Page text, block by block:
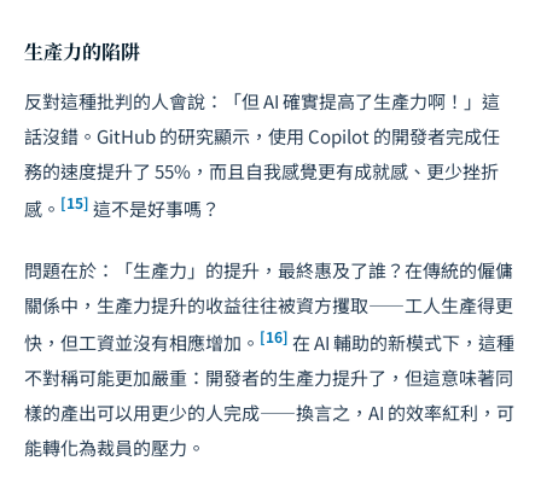
生產力的陷阱
反對這種批判的人會說：「但 AI 確實提高了生產力啊！」這
話沒錯。GitHub 的研究顯示，使用 Copilot 的開發者完成任
務的速度提升了 55%，而且自我感覺更有成就感、更少挫折
感。 [15] 這不是好事嗎？
問題在於：「生產力」的提升，最終惠及了誰？在傳統的僱傭
關係中，生產力提升的收益往往被資方攫取——工人生產得更
快，但工資並沒有相應增加。 [16] 在 AI 輔助的新模式下，這種
不對稱可能更加嚴重：開發者的生產力提升了，但這意味著同
樣的產出可以用更少的人完成——換言之，AI 的效率紅利，可
能轉化為裁員的壓力。